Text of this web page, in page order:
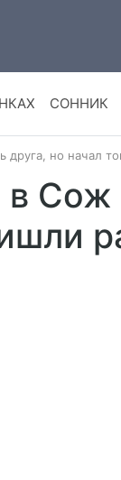
СОННИК
друга, но начал
Сож